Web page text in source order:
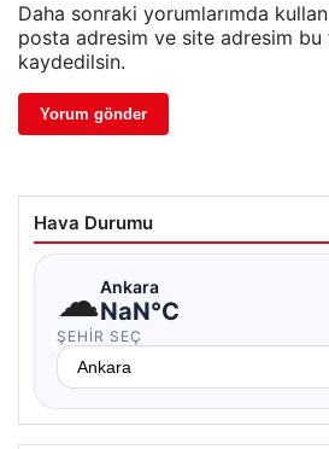
Daha sonraki yorumlarımda
posta adresim ve site adresim bu
kaydedilsin.
Hava Durumu
☁Ankara
NaN°C
ŞEHIR SEÇ